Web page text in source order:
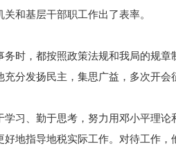
和基层干部职工作出了表率。
务时，都按照政策法规和我局的规
充分发扬民主，集思广益，多次开
习、勤于思考，努力用邓小平理
好地指导地税实际工作。对待工作